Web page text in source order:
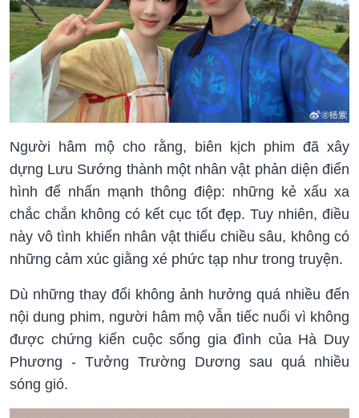
Người hâm mộ cho rằng, biên kịch phim đã xây
dựng Lưu Sướng thành một nhân vật phản diện điển
hình để nhấn mạnh thông điệp: những kẻ xấu xa
chắc chắn không có kết cục tốt đẹp. Tuy nhiên, điều
này vô tình khiến nhân vật thiếu chiều sâu, không có
những cảm xúc giằng xé phức tạp như trong truyện.
Dù những thay đổi không ảnh hưởng quá nhiều đến
nội dung phim, người hâm mộ vẫn tiếc nuối vì không
được chứng kiến cuộc sống gia đình của Hà Duy
Phương - Tưởng Trường Dương sau quá nhiều
sóng gió.